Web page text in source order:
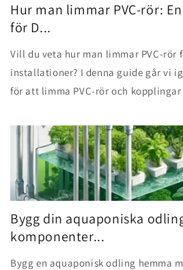
Hur man limmar PVC-rör:
för D...
Vill du veta hur man limmar PVC-rör
installationer? I denna guide går vi
för att limma PVC-rör och
Bygg din aquaponiska
komponenter...
Bygg en aquaponisk odling hemma